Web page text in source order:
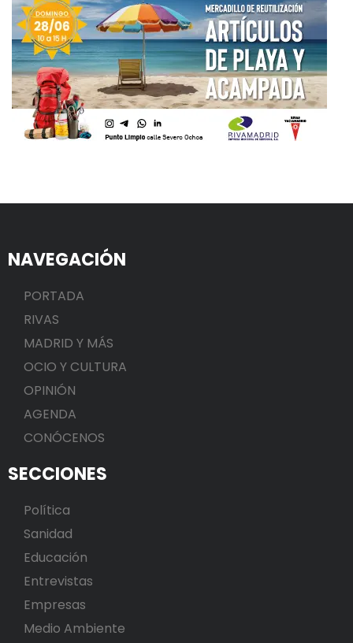
NAVEGACIÓN
PORTADA
RIVAS
MADRID Y MÁS
OCIO Y CULTURA
OPINIÓN
AGENDA
CONÓCENOS
SECCIONES
Política
Sanidad
Educación
Entrevistas
Empresas
Medio Ambiente